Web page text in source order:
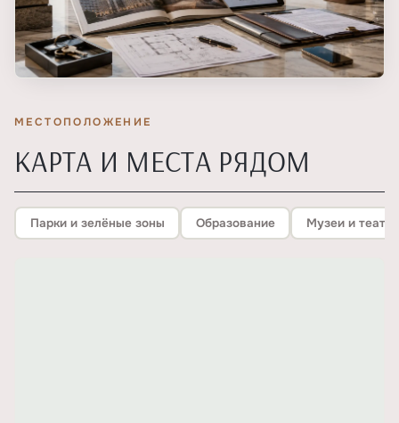
МЕСТОПОЛОЖЕНИЕ
КАРТА И МЕСТА РЯДОМ
Парки и зелёные зоны Образование Музеи и